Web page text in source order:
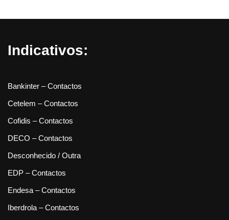
Indicativos:
Bankinter – Contactos
Cetelem – Contactos
Cofidis – Contactos
DECO – Contactos
Desconhecido / Outra
EDP – Contactos
Endesa – Contactos
Iberdrola – Contactos